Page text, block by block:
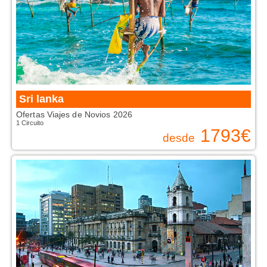
Sri lanka
Ofertas Viajes de Novios 2026
1 Circuito
desde 1793€